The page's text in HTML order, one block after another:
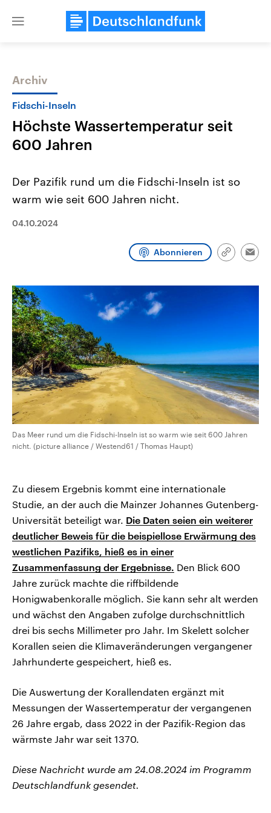
Close
Themen
2026
September 2026 einen neuen
Umfragen, Prognosen,
Wahlprogramme, aktuelle Berichte
und Hintergründe zu den Parteien
und Kandidaten der anstehenden
Wahl.
gehören die Vereinigten
den mächtigsten Ländern
Sendungen Programm Podcasts
Audio-Archiv
Archiv
Fidschi-Inseln
Höchste Wassertemperatur seit
600 Jahren
Der Pazifik rund um die Fidschi-Inseln ist so
warm wie seit 600 Jahren nicht.
04.10.2024
Abonnieren
Link
Das Meer rund um die Fidschi-Inseln ist so warm wie seit 600 Jahren
nicht. (picture alliance / Westend61 / Thomas Haupt)
Zu diesem Ergebnis kommt eine internationale
Studie, an der auch die Mainzer Johannes Gutenberg-
Universität beteiligt war. Die Daten seien ein weiterer
deutlicher Beweis für die beispiellose Erwärmung des
westlichen Pazifiks, hieß es in einer
Zusammenfassung der Ergebnisse. Den Blick 600
Jahre zurück machte die riffbildende
Honigwabenkoralle möglich. Sie kann sehr alt werden
und wächst den Angaben zufolge durchschnittlich
drei bis sechs Millimeter pro Jahr. Im Skelett solcher
Korallen seien die Klimaveränderungen vergangener
Jahrhunderte gespeichert, hieß es.
Die Auswertung der Korallendaten ergänzt mit
Messungen der Wassertemperatur der vergangenen
26 Jahre ergab, dass 2022 in der Pazifik-Region das
wärmste Jahr war seit 1370.
Diese Nachricht wurde am 24.08.2024 im Programm
Deutschlandfunk gesendet.